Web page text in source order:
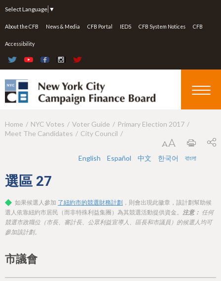
Select Language ▼
About the CFB News & Media CFB Portal IEDS CFB System Notices CFB
Accessibility
Y
a
e
h
r
e
Home NYC Votes Voter Guide
Primary Election 2017
Meet The Candidates
City Council
English Español 中文 한국어 বাংলা
選區 27
如果候選人參加 了紐約市的競選財務計劃 ，則會出現此徽章，該計劃幫助候
選人依靠紐約市居民（而非特殊利益集團）為其競選活動提供資金。 注意： 任何
競選市政職位（市長、審計長、公眾利益宣導人、區長和市議員）的候選人均可
參加該計劃。
市議會